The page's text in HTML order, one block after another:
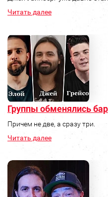
Читать далее
Группы обменялись
Причем не две, а сразу три.
Читать далее